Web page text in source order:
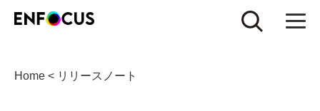
Home < リリースノート